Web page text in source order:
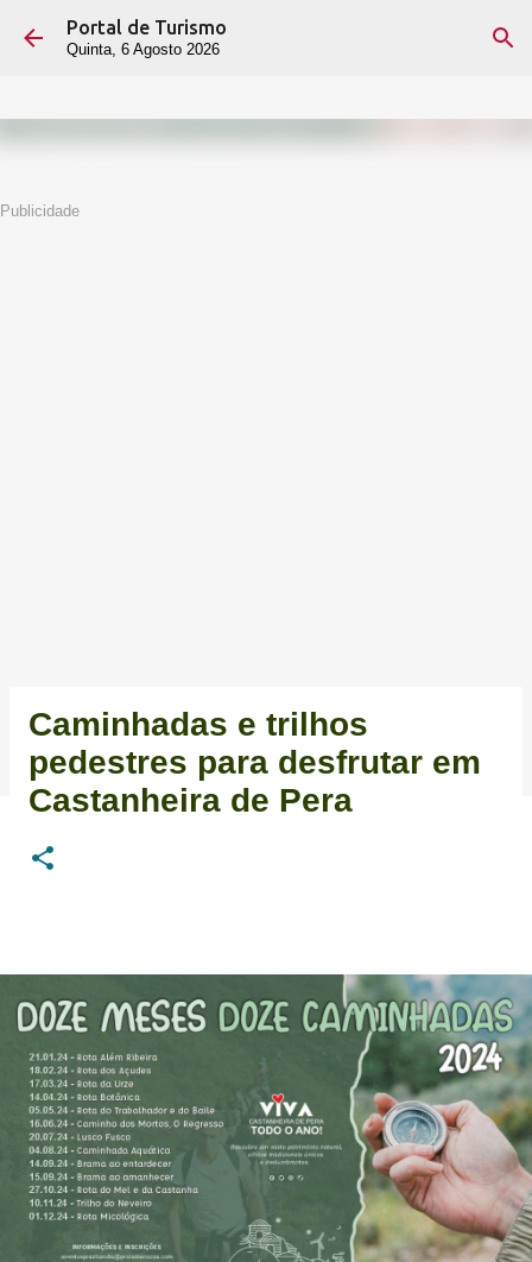
Avançar para o conteúdo principal
Portal de Turismo
Quinta, 6 Agosto 2026
Publicidade
Caminhadas e trilhos
pedestres para desfrutar em
Castanheira de Pera